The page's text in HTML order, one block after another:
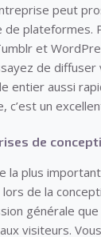
peut
de plateformes.
et
de
entier aussi
c’est un
de
la plus
de la
générale
visiteurs.